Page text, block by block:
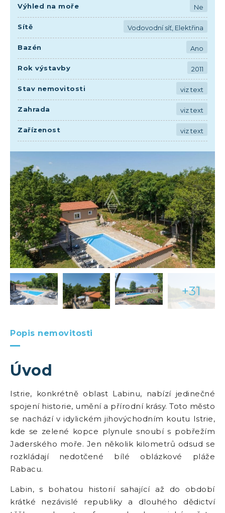
+31
Popis nemovitosti
Úvod
Istrie, konkrétně oblast Labinu, nabízí jedinečné
spojení historie, umění a přírodní krásy. Toto město
se nachází v idylickém jihovýchodním koutu Istrie,
kde se zelené kopce plynule snoubí s pobřežím
Jaderského moře. Jen několik kilometrů odsud se
rozkládají nedotčené bílé oblázkové pláže
Rabacu.
Labin, s bohatou historií sahající až do období
krátké nezávislé republiky a dlouhého dědictví
Výhled na moře Ne
Sítě Vodovodní síť, Elektřina
Bazén Ano
Rok výstavby 2011
Stav nemovitosti viz text
Zahrada viz text
Zařízenost viz text